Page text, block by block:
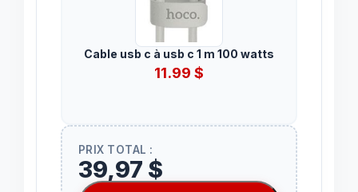
Cable usb c à usb c 1 m 100 watts
11.99 $
PRIX TOTAL :
39,97 $